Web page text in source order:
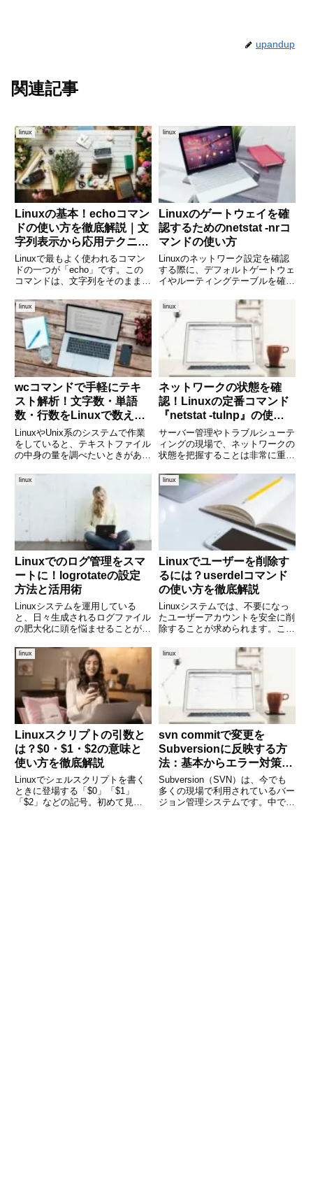
upandup
関連記事
linux
Linuxの基本！echoコマン
ドの使い方を徹底解説｜文
字列表示から応用テクニッ
クまで
Linuxで最もよく使われるコマン
ドの一つが「echo」です。この
コマンドは、文字列をそのまま表
をしますが、シェルスクリプトや
日常的な作業の中で非常に便利に
活用されます。初心者にも扱いや
すく、使いこなせばより効
linux
Linuxのゲートウェイを確
認するためのnetstat -nrコ
マンドの使い方
Linuxのネットワーク設定を確認
する際に、デフォルトゲートウェ
イやルーティングテーブルを確認
中で便利なコマンドの一つが
netstat -nrです。本記事では、
netstat -nrコマンドの基本的な使
い方から
linux
wcコマンドで手軽にテキ
スト解析！文字数・単語
数・行数をLinuxで数える
方法
LinuxやUnix系のシステムで作業
をしていると、テキストファイル
の中身の量を調べたいときがあり
何行あるのか？」「この文章には
何文字含まれているのか？」とい
った基本的な情報を知りたい場面
です。そんな時に便利な
linux
ネットワークの状態を確
認！Linuxの定番コマンド
『netstat -tulnp』の使い
方を徹底解説
サーバー管理やトラブルシューテ
ィングの現場で、ネットワークの
状態を把握することは非常に重要
続状況を簡単に確認できる便利な
コマンドがいくつもありますが、
その中でも代表的なものが
「netstat」です。この記事
linux
Linuxでのログ管理をスマ
ートに！logrotateの設定
方法と活用術
Linuxシステムを運用している
と、日々生成されるログファイル
の肥大化に頭を悩ませることがあ
ディスク容量を圧迫したり、障害
発生時の調査がしづらくなったり
と、さまざまな問題を引き起こし
かねません。こうしたログ管理
linux
Linuxでユーザーを削除す
るには？userdelコマンド
の使い方を徹底解説
Linuxシステムでは、不要になっ
たユーザーアカウントを安全に削
除することが求められます。この
ドです。このコマンドは非常にシ
ンプルで強力ですが、正しく使わ
なければユーザーのデータが残っ
たままになったり、逆
linux
Linuxスクリプトの引数と
は？$0・$1・$2の意味と
使い方を徹底解説
Linuxでシェルスクリプトを書く
ときに登場する「$0」「$1」
「$2」などの記号。初めて見る
linux
svn commitで変更を
Subversionに反映する方
法：基本からエラー対策ま
で詳しく解説
Subversion（SVN）は、今でも
多くの現場で利用されているバー
ジョン管理システムです。中で